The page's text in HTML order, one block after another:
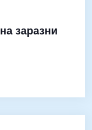
заразни